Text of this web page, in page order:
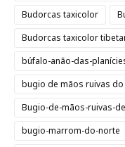
Budorcas taxicolor
Budorcas taxicolor
búfalo-anão-das-
bugio de mãos ruivas
Bugio-de-mãos-ruivas-
bugio-marrom-do-norte